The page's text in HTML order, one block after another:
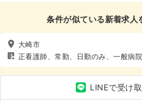
条件が似ている新着求人
大崎市
正看護師、常勤、日勤のみ、一般病
LINEで受け